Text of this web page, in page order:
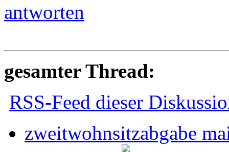
antworten
gesamter Thread:
RSS-Feed dieser
zweitwohnsitzabgabe